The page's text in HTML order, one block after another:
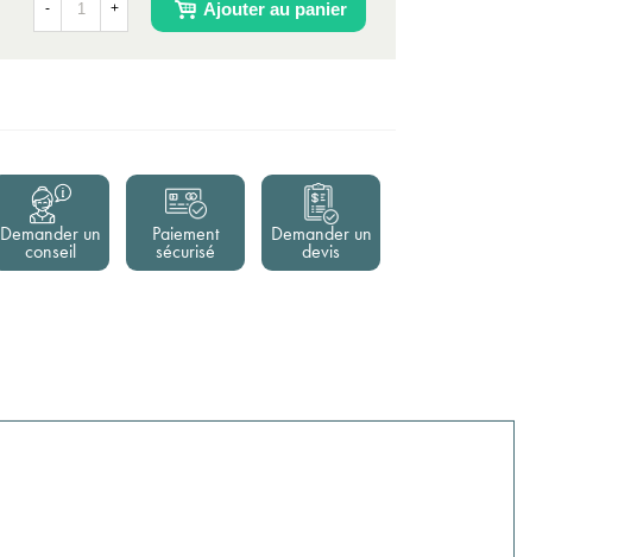
- + Ajouter au panier
Demander un
conseil
Paiement
sécurisé
Demander un
devis